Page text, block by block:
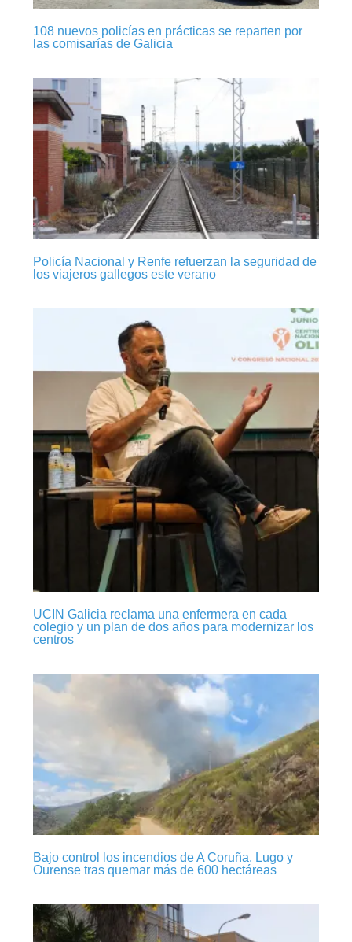
108 nuevos policías en prácticas se reparten por
las comisarías de Galicia
Policía Nacional y Renfe refuerzan la seguridad de
los viajeros gallegos este verano
UCIN Galicia reclama una enfermera en cada
colegio y un plan de dos años para modernizar los
centros
Bajo control los incendios de A Coruña, Lugo y
Ourense tras quemar más de 600 hectáreas